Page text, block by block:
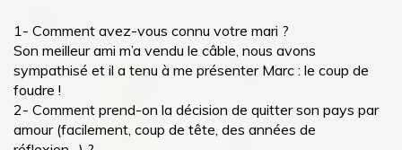
1- Comment avez-vous connu votre mari ?
Son meilleur ami m’a vendu le câble, nous avons
sympathisé et il a tenu à me présenter Marc : le coup de
foudre !
2- Comment prend-on la décision de quitter son pays par
amour (facilement, coup de tête, des années de